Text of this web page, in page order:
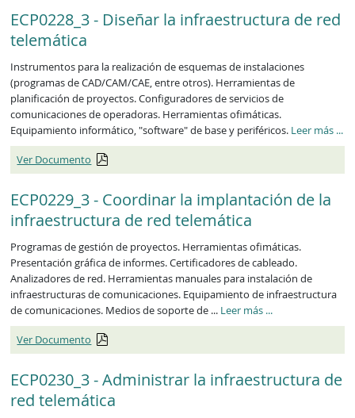
ECP0228_3 - Diseñar la infraestructura de red
telemática
Instrumentos para la realización de esquemas de instalaciones
(programas de CAD/CAM/CAE, entre otros). Herramientas de
planificación de proyectos. Configuradores de servicios de
comunicaciones de operadoras. Herramientas ofimáticas.
Equipamiento informático, "software" de base y periféricos. Leer más ...
Ver Documento
ECP0229_3 - Coordinar la implantación de la
infraestructura de red telemática
Programas de gestión de proyectos. Herramientas ofimáticas.
Presentación gráfica de informes. Certificadores de cableado.
Analizadores de red. Herramientas manuales para instalación de
infraestructuras de comunicaciones. Equipamiento de infraestructura
de comunicaciones. Medios de soporte de ... Leer más ECP0229_3
...
Ver Documento
ECP0230_3 - Administrar la infraestructura de
red telemática